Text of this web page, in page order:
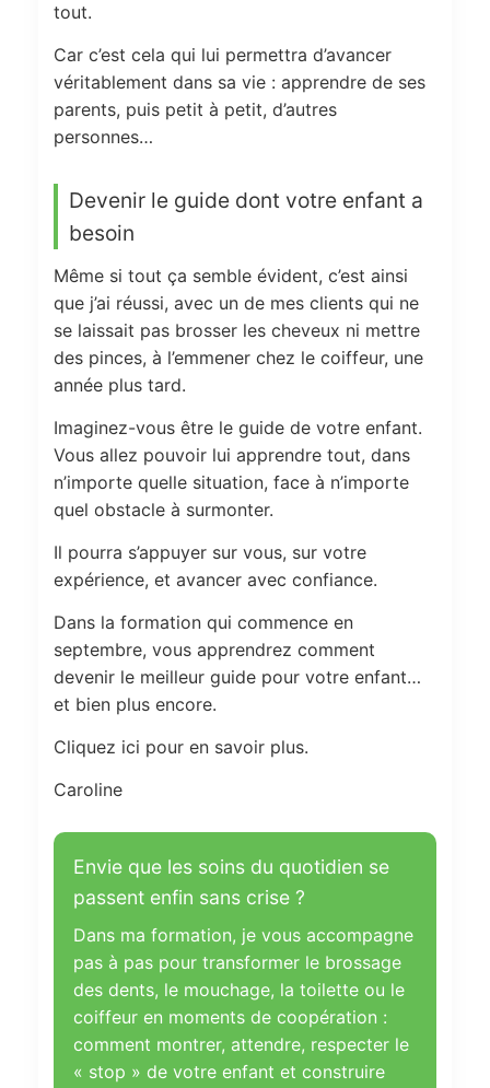
tout.
Car c’est cela qui lui permettra d’avancer
véritablement dans sa vie : apprendre de ses
parents, puis petit à petit, d’autres
personnes…
Devenir le guide dont votre enfant a
besoin
Même si tout ça semble évident, c’est ainsi
que j’ai réussi, avec un de mes clients qui ne
se laissait pas brosser les cheveux ni mettre
des pinces, à l’emmener chez le coiffeur, une
année plus tard.
Imaginez-vous être le guide de votre enfant.
Vous allez pouvoir lui apprendre tout, dans
n’importe quelle situation, face à n’importe
quel obstacle à surmonter.
Il pourra s’appuyer sur vous, sur votre
expérience, et avancer avec confiance.
Dans la formation qui commence en
septembre, vous apprendrez comment
devenir le meilleur guide pour votre enfant…
et bien plus encore.
Cliquez ici pour en savoir plus.
Caroline
Envie que les soins du quotidien se
passent enfin sans crise ?
Dans ma formation, je vous accompagne
pas à pas pour transformer le brossage
des dents, le mouchage, la toilette ou le
coiffeur en moments de coopération :
comment montrer, attendre, respecter le
« stop » de votre enfant et construire